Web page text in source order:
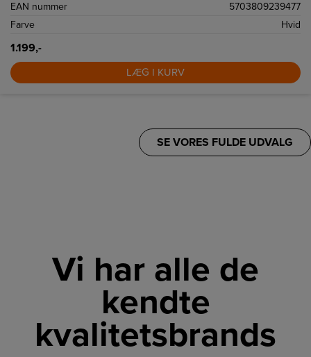
EAN nummer
5703809239477
Farve
Hvid
1.199,-
LÆG I KURV
SE VORES FULDE UDVALG
Vi har alle de
kendte
kvalitetsbrands